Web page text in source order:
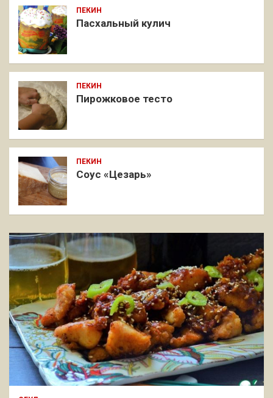
ПЕКИН
Пасхальный кулич
ПЕКИН
Пирожковое тесто
ПЕКИН
Соус «Цезарь»